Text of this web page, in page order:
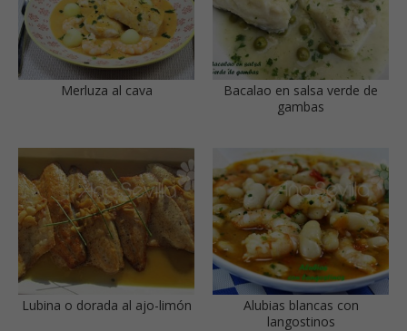
Merluza al cava
Bacalao en salsa verde de
gambas
Lubina o dorada al ajo-limón
Alubias blancas con
langostinos